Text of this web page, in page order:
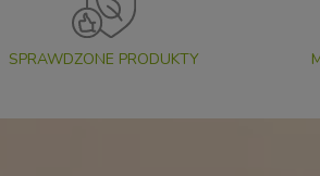
SPRAWDZONE PRODUKTY